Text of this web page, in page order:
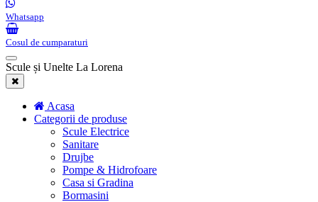
Whatsapp
Cosul de cumparaturi
Scule și Unelte La Lorena
Acasa
Categorii de produse
Scule Electrice
Sanitare
Drujbe
Pompe & Hidrofoare
Casa si Gradina
Bormasini